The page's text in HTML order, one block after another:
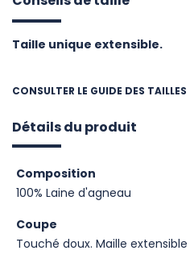
Taille unique extensible.
CONSULTER LE GUIDE DES TAILLES
Détails du produit
Composition
100% Laine d'agneau
Coupe
Touché doux. Maille extensible